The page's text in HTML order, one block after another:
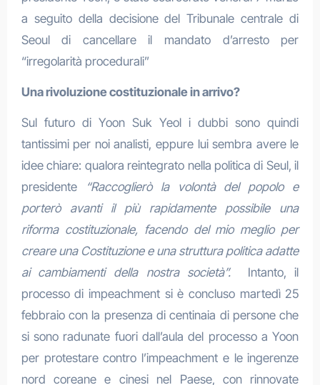
a seguito della decisione del Tribunale centrale di
Seoul di cancellare il mandato d’arresto per
“irregolarità procedurali”
Una rivoluzione costituzionale in arrivo?
Sul futuro di Yoon Suk Yeol i dubbi sono quindi
tantissimi per noi analisti, eppure lui sembra avere le
idee chiare: qualora reintegrato nella politica di Seul, il
presidente
“Raccoglierò la volontà del popolo e
porterò avanti il più rapidamente possibile una
riforma costituzionale, facendo del mio meglio per
creare una Costituzione e una struttura politica adatte
ai cambiamenti della nostra società”.
Intanto, il
processo di impeachment si è concluso martedì 25
febbraio con la presenza di centinaia di persone che
si sono radunate fuori dall’aula del processo a Yoon
per protestare contro l’impeachment e le ingerenze
nord coreane e cinesi nel Paese, con rinnovate